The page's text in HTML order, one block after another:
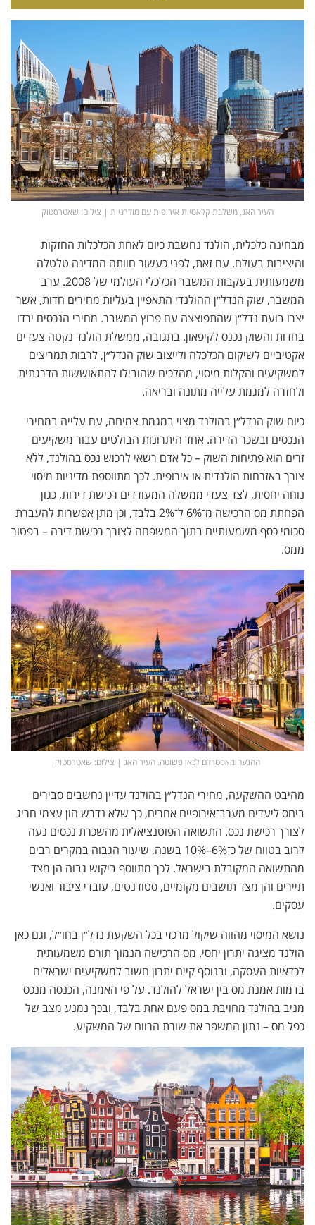
העיר האג, משלבת קלאסיות אירופית עם מודרניות | צילום: שאטרסטוק
מבחינה כלכלית, הולנד נחשבת כיום לאחת הכלכלות החזקות
והיציבות בעולם. עם זאת, לפני כעשור חוותה המדינה טלטלה
משמעותית בעקבות המשבר הכלכלי העולמי של 2008. ערב
המשבר, שוק הנדל״ן ההולנדי התאפיין בעליות מחירים חדות, אשר
יצרו בועת נדל״ן שהתפוצצה עם פרוץ המשבר. מחירי הנכסים ירדו
בחדות והשוק נכנס לקיפאון. בתגובה, ממשלת הולנד נקטה צעדים
אקטיביים לשיקום הכלכלה ולייצוב שוק הנדל״ן, לרבות תמריצים
למשקיעים והקלות מיסוי, מהלכים שהובילו להתאוששות הדרגתית
ולחזרה למגמת עלייה מתונה ובריאה.
כיום שוק הנדל״ן בהולנד מצוי במגמת צמיחה, עם עלייה במחירי
הנכסים ובשכר הדירה. אחד היתרונות הבולטים עבור משקיעים
זרים הוא פתיחות השוק – כל אדם רשאי לרכוש נכס בהולנד, ללא
צורך באזרחות הולנדית או אירופית. לכך מתווספת מדיניות מיסוי
נוחה יחסית, לצד צעדי ממשלה המעודדים רכישת דירות, כגון
הפחתת מס הרכישה מ־6% ל־2% בלבד, וכן מתן אפשרות להעברת
סכומי כסף משמעותיים בתוך המשפחה לצורך רכישת דירה – בפטור
ממס.
ההגעה מאסטרדם לכאן פשוטה. העיר האג | צילום: שאטרסטוק
מהיבט ההשקעה, מחירי הנדל״ן בהולנד עדיין נחשבים סבירים
ביחס ליעדים מערב־אירופיים אחרים, כך שלא נדרש הון עצמי חריג
לצורך רכישת נכס. התשואה הפוטנציאלית מהשכרת נכסים נעה
לרוב בטווח של כ־6%–10% בשנה, שיעור הגבוה במקרים רבים
מהתשואה המקובלת בישראל. לכך מתווסף ביקוש גבוה הן מצד
תיירים והן מצד תושבים מקומיים, סטודנטים, עובדי ציבור ואנשי
עסקים.
נושא המיסוי מהווה שיקול מרכזי בכל השקעת נדל״ן בחו״ל, וגם כאן
הולנד מציגה יתרון יחסי. מס הרכישה הנמוך תורם משמעותית
לכדאיות העסקה, ובנוסף קיים יתרון חשוב למשקיעים ישראלים
בדמות אמנת מס בין ישראל להולנד. על פי האמנה, הכנסה מנכס
מניב בהולנד מחויבת במס פעם אחת בלבד, ובכך נמנע מצב של
כפל מס – נתון המשפר את שורת הרווח של המשקיע.